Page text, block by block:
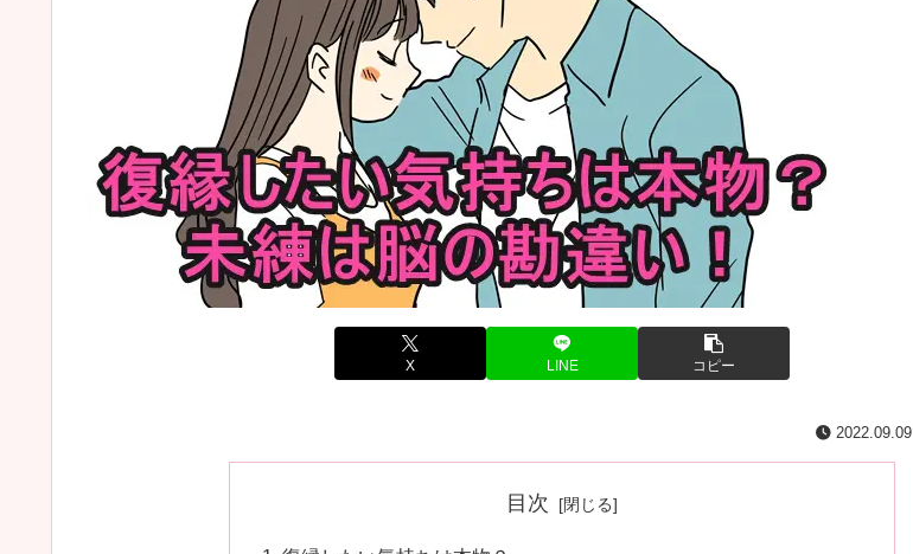
X LINE コピー
2022.09.09
目次